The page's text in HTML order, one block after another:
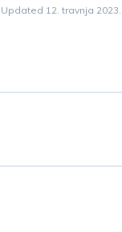
12. travnja 2023.